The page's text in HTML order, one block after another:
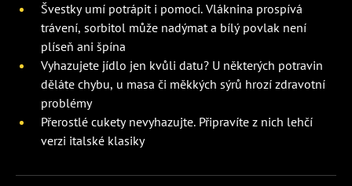
Švestky umí potrápit i pomoci. Vláknina prospívá
trávení, sorbitol může nadýmat a bílý povlak není
plíseň ani špína
Vyhazujete jídlo jen kvůli datu? U některých potravin
děláte chybu, u masa či měkkých sýrů hrozí zdravotní
problémy
Přerostlé cukety nevyhazujte. Připravíte z nich lehčí
verzi italské klasiky